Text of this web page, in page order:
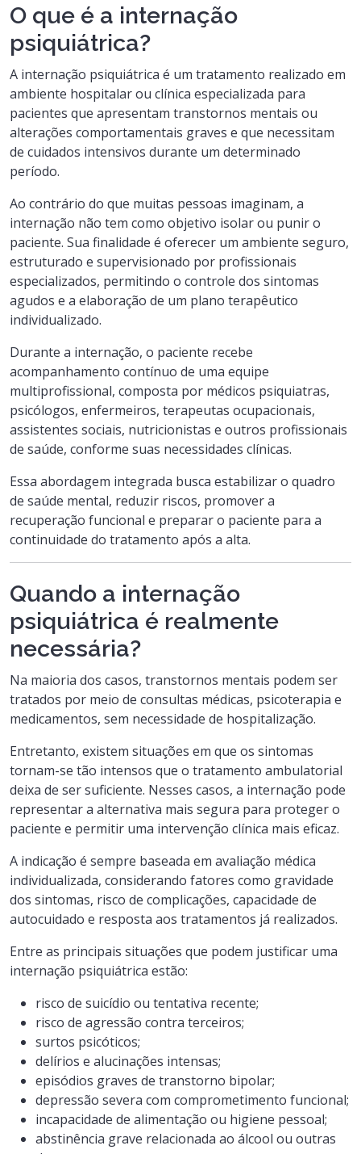
O que é a internação
psiquiátrica?
A internação psiquiátrica é um tratamento realizado em
ambiente hospitalar ou clínica especializada para
pacientes que apresentam transtornos mentais ou
alterações comportamentais graves e que necessitam
de cuidados intensivos durante um determinado
período.
Ao contrário do que muitas pessoas imaginam, a
internação não tem como objetivo isolar ou punir o
paciente. Sua finalidade é oferecer um ambiente seguro,
estruturado e supervisionado por profissionais
especializados, permitindo o controle dos sintomas
agudos e a elaboração de um plano terapêutico
individualizado.
Durante a internação, o paciente recebe
acompanhamento contínuo de uma equipe
multiprofissional, composta por médicos psiquiatras,
psicólogos, enfermeiros, terapeutas ocupacionais,
assistentes sociais, nutricionistas e outros profissionais
de saúde, conforme suas necessidades clínicas.
Essa abordagem integrada busca estabilizar o quadro
de saúde mental, reduzir riscos, promover a
recuperação funcional e preparar o paciente para a
continuidade do tratamento após a alta.
Quando a internação
psiquiátrica é realmente
necessária?
Na maioria dos casos, transtornos mentais podem ser
tratados por meio de consultas médicas, psicoterapia e
medicamentos, sem necessidade de hospitalização.
Entretanto, existem situações em que os sintomas
tornam-se tão intensos que o tratamento ambulatorial
deixa de ser suficiente. Nesses casos, a internação pode
representar a alternativa mais segura para proteger o
paciente e permitir uma intervenção clínica mais eficaz.
A indicação é sempre baseada em avaliação médica
individualizada, considerando fatores como gravidade
dos sintomas, risco de complicações, capacidade de
autocuidado e resposta aos tratamentos já realizados.
Entre as principais situações que podem justificar uma
internação psiquiátrica estão:
risco de suicídio ou tentativa recente;
risco de agressão contra terceiros;
surtos psicóticos;
delírios e alucinações intensas;
episódios graves de transtorno bipolar;
depressão severa com comprometimento funcional;
incapacidade de alimentação ou higiene pessoal;
abstinência grave relacionada ao álcool ou outras